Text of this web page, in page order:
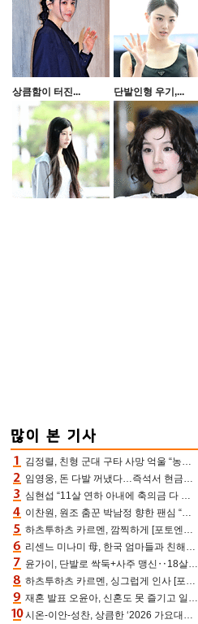
상큼함이 터진... 단발인형 우기,...
김정렬, 친형 군대 구타 사망 억울 “농약사 처리, 범인 찾았지만…엄마는 이미 치매”(데이앤나잇)
임영웅, 돈 다발 꺼냈다…즉석서 현금으로 수당 챙겨주는 ‘구단주’
심현섭 “11살 연하 아내에 축의금 다 뺏겨, 집도 아내 명의” (동치미)[결정적장면]
이찬원, 원조 춤꾼 박남정 향한 팬심 “어머님 잘 계시지” 폭소(불후)
하츠투하츠 카르멘, 깜찍하게 [포토엔HD]
리센느 미나미 母, 한국 엄마들과 친해진 비결=BTS “최애 정국 얘기로 통해”(전참시)
윤가이, 단발로 싹둑+사주 맹신‥18살 연상 ♥장기하 반한 엉뚱·열정 매력(전참시)
하츠투하츠 카르멘, 싱그럽게 인사 [포토엔HD]
재혼 발표 오윤아, 신혼도 못 즐기고 일만 “발달장애 子도 취업 1년차, 연차 없어”
시온-이안-성찬, 상큼한 ‘2026 가요대전 썸머’ MC [포토엔HD]